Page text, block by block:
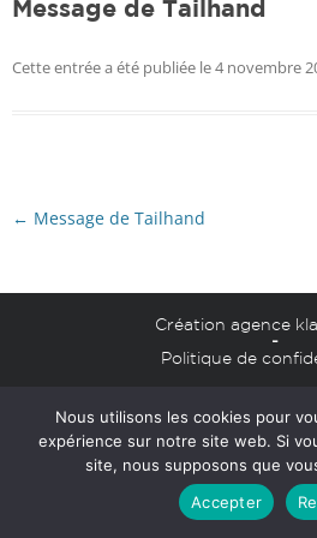
Message de Tailhand
Cette entrée a été publiée le4 novembre
Navigation
des
← Message de Tailhand
Création agence
-
Politique de
Nous utilisons les cookies pour
expérience sur notre site web. Si
site, nous supposons que
Accepter